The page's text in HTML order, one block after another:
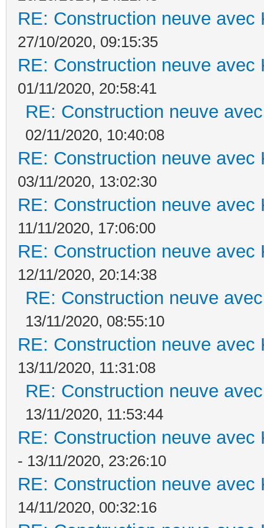
RE: Construction neuve avec
27/10/2020, 09:15:35
RE: Construction neuve avec
01/11/2020, 20:58:41
RE: Construction neuve
02/11/2020, 10:40:08
RE: Construction neuve avec
03/11/2020, 13:02:30
RE: Construction neuve avec
11/11/2020, 17:06:00
RE: Construction neuve avec
12/11/2020, 20:14:38
RE: Construction neuve
13/11/2020, 08:55:10
RE: Construction neuve avec
13/11/2020, 11:31:08
RE: Construction neuve
13/11/2020, 11:53:44
RE: Construction neuve avec
- 13/11/2020, 23:26:10
RE: Construction neuve avec
14/11/2020, 00:32:16